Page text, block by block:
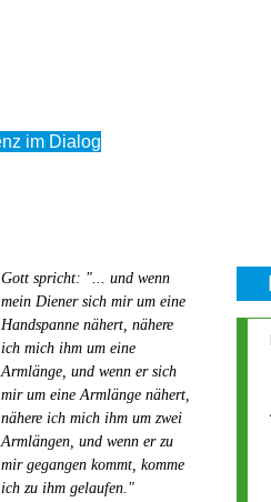
Gott spricht: "... und wenn
mein Diener sich mir um eine
Handspanne nähert, nähere
ich mich ihm um eine
Armlänge, und wenn er sich
mir um eine Armlänge nähert,
nähere ich mich ihm um zwei
Armlängen, und wenn er zu
mir gegangen kommt, komme
ich zu ihm gelaufen."